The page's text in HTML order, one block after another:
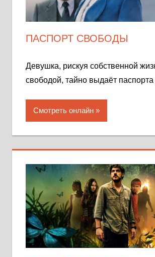
ПАСПОРТ СВОБОДЫ
Девушка, рискуя собственной
свободой, тайно выдаёт
Смотреть онлайн